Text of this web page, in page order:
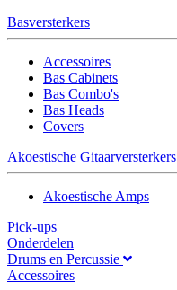
Basversterkers
Accessoires
Bas Cabinets
Bas Combo's
Bas Heads
Covers
Akoestische Gitaarversterkers
Akoestische Amps
Pick-ups
Onderdelen
Drums en Percussie
Accessoires